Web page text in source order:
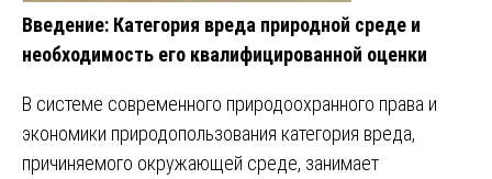
Введение: Категория вреда природной среде и
необходимость его квалифицированной оценки
В системе современного природоохранного права и
экономики природопользования категория вреда,
причиняемого окружающей среде, занимает